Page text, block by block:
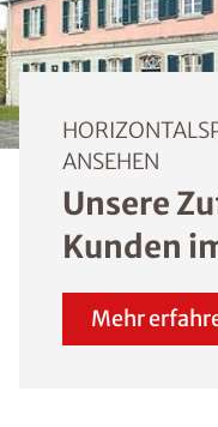
ANSEHEN
Unsere
Kunden
Mehr